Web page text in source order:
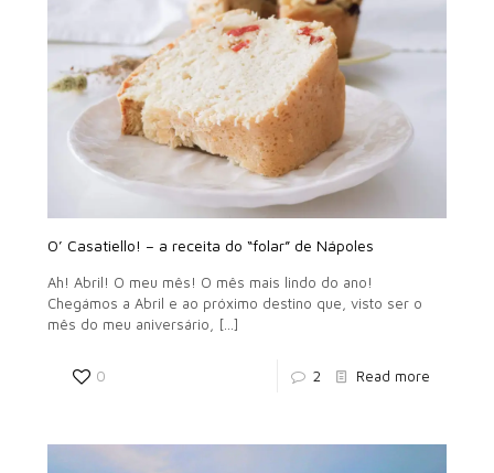
O’ Casatiello! – a receita do “folar” de Nápoles
Ah! Abril! O meu mês! O mês mais lindo do ano!
Chegámos a Abril e ao próximo destino que, visto ser o
mês do meu aniversário, […]
0 2 Read more